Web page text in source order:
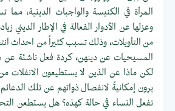
المرأة في الكنيسة والواجبات الدينية،
وعزلها عن الأدوار الفعالة في الإطار الديني
من التأويلات، وذلك تسبب كثيراً من احداث
المسيحيات عن دينهن، كردة فعل ناشئة عن
لكن ماذا عن الذين لا يستطيعون الانفلات
يرون إمكانيةً لانفصال ذواتهم عن تلك الدعائم
تفعل النساء في حالة كهذه؟ هل يستطعن